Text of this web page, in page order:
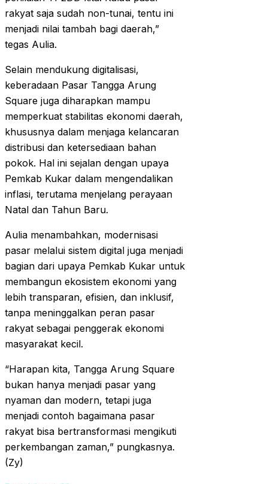
rakyat saja sudah non-tunai, tentu ini
menjadi nilai tambah bagi daerah,”
tegas Aulia.
Selain mendukung digitalisasi,
keberadaan Pasar Tangga Arung
Square juga diharapkan mampu
memperkuat stabilitas ekonomi daerah,
khususnya dalam menjaga kelancaran
distribusi dan ketersediaan bahan
pokok. Hal ini sejalan dengan upaya
Pemkab Kukar dalam mengendalikan
inflasi, terutama menjelang perayaan
Natal dan Tahun Baru.
Aulia menambahkan, modernisasi
pasar melalui sistem digital juga menjadi
bagian dari upaya Pemkab Kukar untuk
membangun ekosistem ekonomi yang
lebih transparan, efisien, dan inklusif,
tanpa meninggalkan peran pasar
rakyat sebagai penggerak ekonomi
masyarakat kecil.
“Harapan kita, Tangga Arung Square
bukan hanya menjadi pasar yang
nyaman dan modern, tetapi juga
menjadi contoh bagaimana pasar
rakyat bisa bertransformasi mengikuti
perkembangan zaman,” pungkasnya.
(Zy)